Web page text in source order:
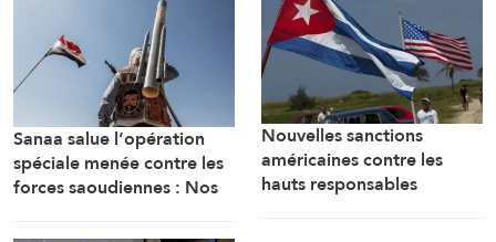
Sanaa salue l’opération
spéciale menée contre les
forces saoudiennes : Nos
Nouvelles sanctions
américaines contre les
hauts responsables